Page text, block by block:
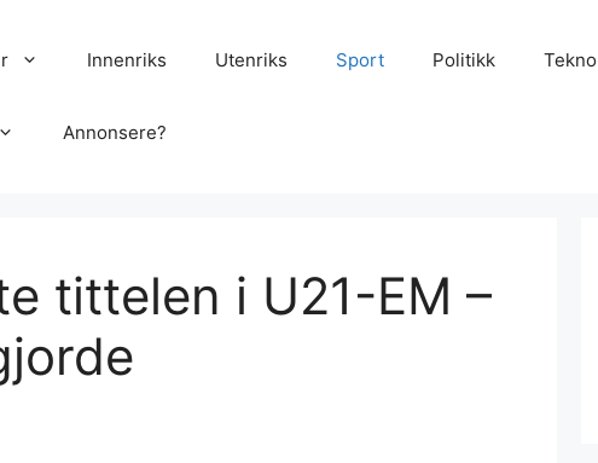
Innenriks Utenriks Sport Politikk
Annonsere?
tittelen i U21-EM –